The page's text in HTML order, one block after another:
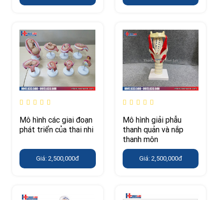
Mô hình các giai đoạn
phát triển của thai nhi
Giá: 2,500,000đ
Mô hình giải phẫu
thanh quản và nắp
thanh môn
Giá: 2,500,000đ